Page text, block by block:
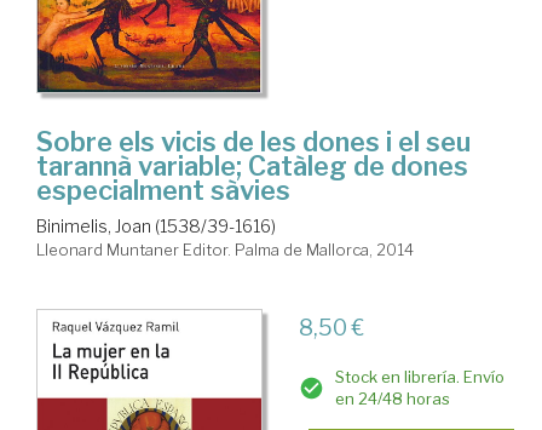
Sobre els vicis de les dones i el seu
tarannà variable; Catàleg de dones
especialment sàvies
Binimelis, Joan (1538/39-1616)
Lleonard Muntaner Editor. Palma de Mallorca, 2014
8,50 €
Stock en librería. Envío
en 24/48 horas